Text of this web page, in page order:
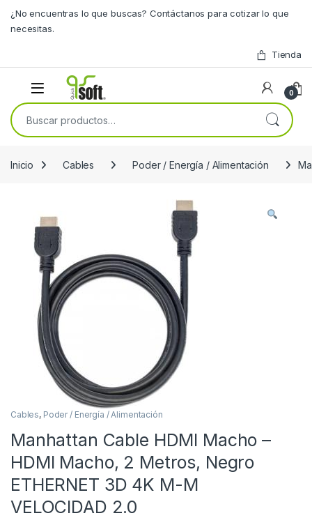
¿No encuentras lo que buscas? Contáctanos para cotizar lo que
necesitas.
Tienda
0
Buscar por:
Inicio Cables Poder / Energía / Alimentación
Cables, Poder / Energía / Alimentación
Manhattan Cable HDMI Macho –
HDMI Macho, 2 Metros, Negro
ETHERNET 3D 4K M-M
VELOCIDAD 2.0